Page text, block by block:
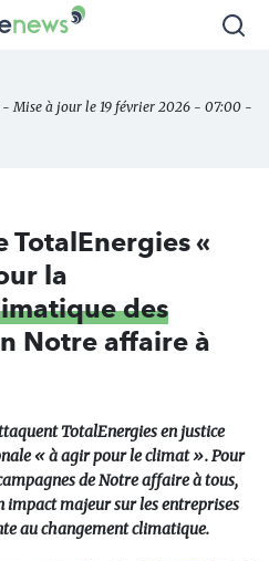
Mise à jour le 19 février 2026 - 07:00 -
TotalEnergies «
la
des
Notre affaire à
TotalEnergies en justice
« à agir pour le climat ». Pour
de Notre affaire à tous,
majeur sur les entreprises
au changement climatique.